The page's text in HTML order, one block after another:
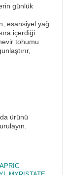
günlük
esansiyel yağ
içerdiği
tohumu
ürünü